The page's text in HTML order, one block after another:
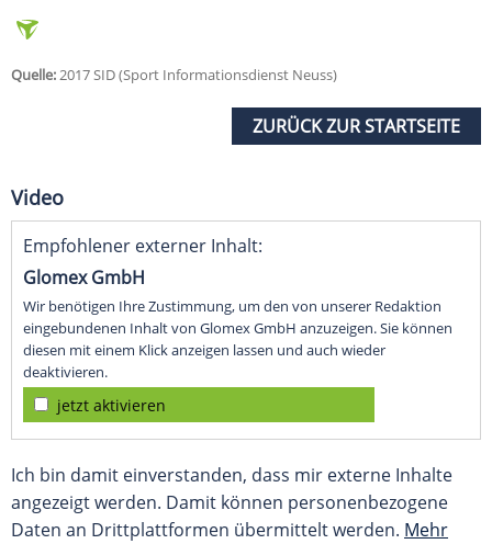
Quelle:2017 SID (Sport Informationsdienst Neuss)
ZURÜCK ZUR STARTSEITE
Video
Empfohlener externer Inhalt:
Glomex GmbH
Wir benötigen Ihre Zustimmung, um den von unserer Redaktion
eingebundenen Inhalt von Glomex GmbH anzuzeigen. Sie können
diesen mit einem Klick anzeigen lassen und auch wieder
deaktivieren.
jetzt aktivieren
Ich bin damit einverstanden, dass mir externe Inhalte
angezeigt werden. Damit können personenbezogene
Daten an Drittplattformen übermittelt werden. Mehr